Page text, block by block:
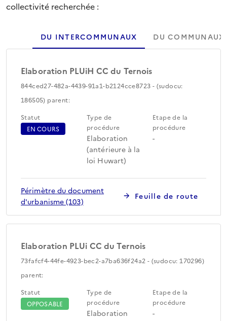
collectivité recherchée :
DU INTERCOMMUNAUX DU COMMUNAUX
Elaboration PLUiH CC du Ternois
844ced27-482a-4439-91a1-b2124cce8723 - (sudocu:
186505) parent:
Statut
EN COURS
Type de
procédure
Elaboration
(antérieure à la
loi Huwart)
Etape de la
procédure
-
Périmètre du document
d'urbanisme (103)
Feuille de route
Elaboration PLUi CC du Ternois
73fafcf4-44fe-4923-bec2-a7ba636f24a2 - (sudocu: 170296)
parent:
Statut
OPPOSABLE
Type de
procédure
Elaboration
Etape de la
procédure
-